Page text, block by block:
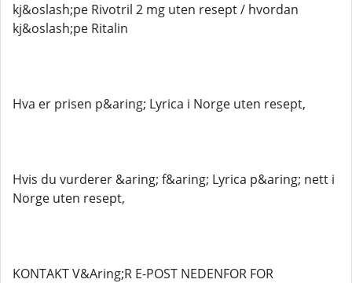
kj&oslash;pe Rivotril 2 mg uten resept / hvordan
kj&oslash;pe Ritalin
Hva er prisen p&aring; Lyrica i Norge uten resept,
Hvis du vurderer &aring; f&aring; Lyrica p&aring; nett i
Norge uten resept,
KONTAKT V&Aring;R E-POST NEDENFOR FOR